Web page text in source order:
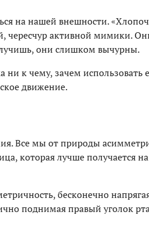
на нашей внешности.
чересчур активной мимики.
они слишком вычурны.
ни к чему, зачем использовать
движение.
Все мы от природы
которая лучше получается
бесконечно
поднимая правый уголок